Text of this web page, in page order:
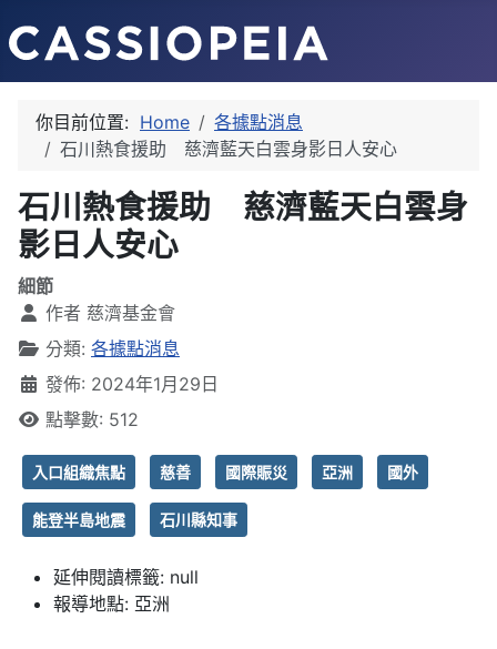
你目前位置: Home
各據點消息
石川熱食援助 慈濟藍天白雲身影日人安心
石川熱食援助 慈濟藍天白雲身
影日人安心
細節
作者 慈濟基金會
分類: 各據點消息
發佈: 2024年1月29日
點擊數: 512
入口組織焦點 慈善 國際賑災 亞洲 國外
能登半島地震 石川縣知事
延伸閱讀標籤: null
報導地點: 亞洲